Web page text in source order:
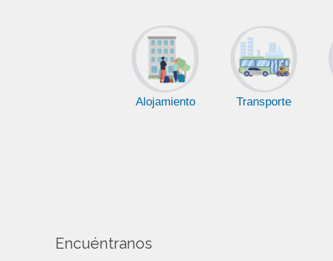
Alojamiento Transporte
Encuéntranos